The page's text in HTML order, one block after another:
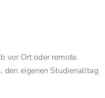
vor Ort oder remote.
den eigenen Studienalltag